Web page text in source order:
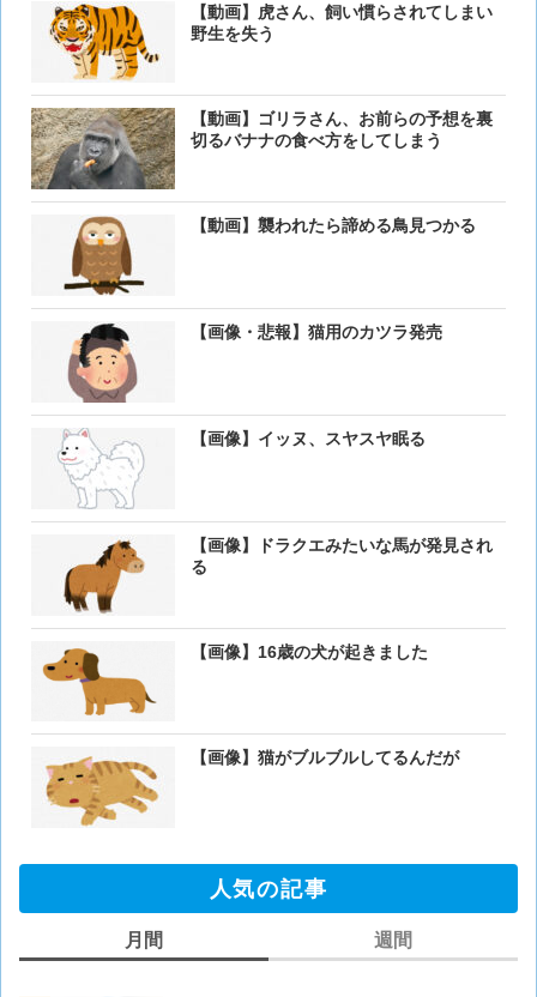
【動画】虎さん、飼い慣らされてしまい
野生を失う
【動画】ゴリラさん、お前らの予想を裏
切るバナナの食べ方をしてしまう
【動画】襲われたら諦める鳥見つかる
【画像・悲報】猫用のカツラ発売
【画像】イッヌ、スヤスヤ眠る
【画像】ドラクエみたいな馬が発見され
る
【画像】16歳の犬が起きました
【画像】猫がブルブルしてるんだが
人気の記事
月間 週間